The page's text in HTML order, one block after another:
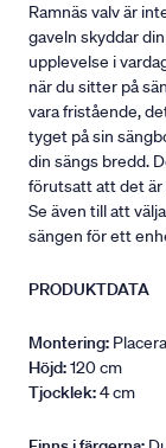
Ramnäs valv är
gaveln skyddar
upplevelse i
när du sitter på
vara fristående,
tyget på sin
din sängs bredd.
förutsatt att det är
Se även till att
sängen för ett
PRODUKTDATA
Montering:
Höjd:120 cm
Tjocklek:4 cm